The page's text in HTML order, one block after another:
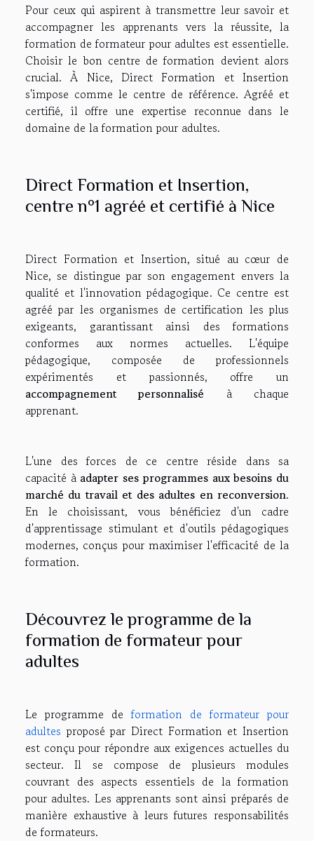
Pour ceux qui aspirent à transmettre leur savoir et
accompagner les apprenants vers la réussite, la
formation de formateur pour adultes est essentielle.
Choisir le bon centre de formation devient alors
crucial. À Nice, Direct Formation et Insertion
s'impose comme le centre de référence. Agréé et
certifié, il offre une expertise reconnue dans le
domaine de la formation pour adultes.
Direct Formation et Insertion,
centre n°1 agréé et certifié à Nice
Direct Formation et Insertion, situé au cœur de
Nice, se distingue par son engagement envers la
qualité et l'innovation pédagogique. Ce centre est
agréé par les organismes de certification les plus
exigeants, garantissant ainsi des formations
conformes aux normes actuelles. L'équipe
pédagogique, composée de professionnels
expérimentés et passionnés, offre un
accompagnement personnalisé à chaque
apprenant.
L'une des forces de ce centre réside dans sa
capacité à adapter ses programmes aux besoins du
marché du travail et des adultes en reconversion.
En le choisissant, vous bénéficiez d'un cadre
d'apprentissage stimulant et d'outils pédagogiques
modernes, conçus pour maximiser l'efficacité de la
formation.
Découvrez le programme de la
formation de formateur pour
adultes
Le programme deformation de formateur pour
adultes proposé par Direct Formation et Insertion
est conçu pour répondre aux exigences actuelles du
secteur. Il se compose de plusieurs modules
couvrant des aspects essentiels de la formation
pour adultes. Les apprenants sont ainsi préparés de
manière exhaustive à leurs futures responsabilités
de formateurs.